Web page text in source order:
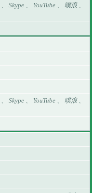
Skype 、 YouTube 、 噗浪 、
Skype 、 YouTube 、 噗浪 、